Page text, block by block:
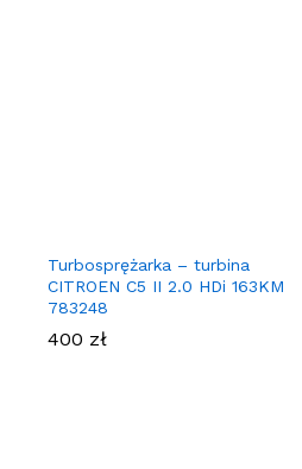
Turbosprężarka – turbina
CITROEN C5 II 2.0 HDi 163KM
783248
400 zł